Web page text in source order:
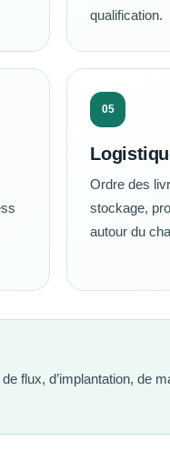
qualification.
05
Ordre des
stockage,
autour du
flux, d’implantation, de